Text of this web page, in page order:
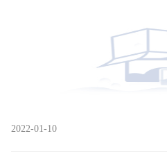
2022-01-10